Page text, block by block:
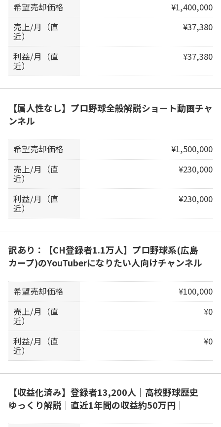
希望売却価格
¥1,400,000
売上/月（直
近）
¥37,380
利益/月（直
近）
¥37,380
【属人性なし】プロ野球全般解説ショート動画チャ
ンネル
希望売却価格
¥1,500,000
売上/月（直
近）
¥230,000
利益/月（直
近）
¥230,000
訳あり：【CH登録者1.1万人】プロ野球系(広島
カープ)のYouTuberになりたい人向けチャンネル
希望売却価格
¥100,000
売上/月（直
近）
¥0
利益/月（直
近）
¥0
【収益化済み】登録者13,200人｜高校野球歴史
ゆっくり解説｜直近1年間の収益約50万円｜